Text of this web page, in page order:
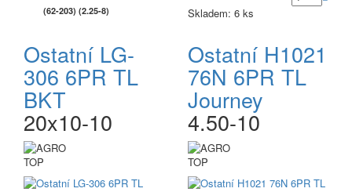
(62-203) (2.25-8) Skladem: 6 ks
Ostatní LG-
306 6PR TL
BKT
20x10-10
TOP
Ostatní H1021
76N 6PR TL
Journey
4.50-10
TOP